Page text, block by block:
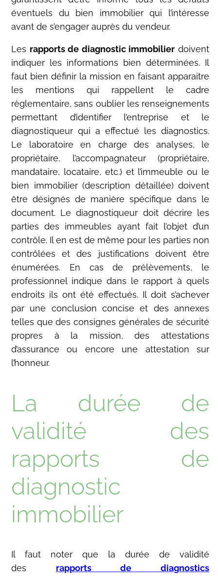
éventuels du bien immobilier qui l’intéresse
avant de s’engager auprès du vendeur.
Les rapports de diagnostic immobilier doivent
indiquer les informations bien déterminées. Il
faut bien définir la mission en faisant apparaitre
les mentions qui rappellent le cadre
règlementaire, sans oublier les renseignements
permettant d’identifier l’entreprise et le
diagnostiqueur qui a effectué les diagnostics.
Le laboratoire en charge des analyses, le
propriétaire, l’accompagnateur (propriétaire,
mandataire, locataire, etc.) et l’immeuble ou le
bien immobilier (description détaillée) doivent
être désignés de manière spécifique dans le
document. Le diagnostiqueur doit décrire les
parties des immeubles ayant fait l’objet d’un
contrôle. Il en est de même pour les parties non
contrôlées et des justifications doivent être
énumérées. En cas de prélèvements, le
professionnel indique dans le rapport à quels
endroits ils ont été effectués. Il doit s’achever
par une conclusion concise et des annexes
telles que des consignes générales de sécurité
propres à la mission, des attestations
d’assurance ou encore une attestation sur
l’honneur.
La durée de
validité des
rapports de
diagnostic
immobilier
Il faut noter que la durée de validité
des rapports de diagnostics